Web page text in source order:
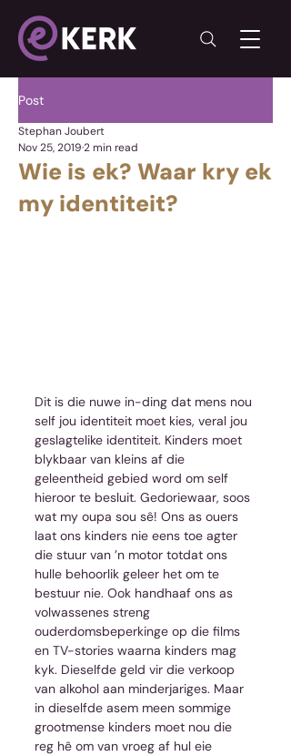
Post
Wie is ek? Waar kry ek
my identiteit?
Stephan Joubert
Nov 25, 20192 min read
Dit is die nuwe in-ding dat mens nou
self jou identiteit moet kies, veral jou
geslagtelike identiteit. Kinders moet
blykbaar van kleins af die
geleentheid gebied word om self
hieroor te besluit. Gedoriewaar, soos
wat my oupa sou sê! Ons as ouers
laat ons kinders nie eens toe agter
die stuur van ’n motor totdat ons
hulle behoorlik geleer het om te
bestuur nie. Ook handhaaf ons as
volwassenes streng
ouderdomsbeperkinge op die films
en TV-stories waarna kinders mag
kyk. Dieselfde geld vir die verkoop
van alkohol aan minderjariges. Maar
in dieselfde asem meen sommige
grootmense kinders moet nou die
reg hê om van vroeg af hul eie